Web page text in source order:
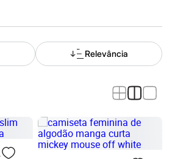
Relevância
Rosa